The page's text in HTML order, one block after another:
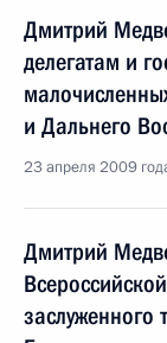
Дмитрий
делегатам и
и Дальнего
23 апреля 2009
Дмитрий